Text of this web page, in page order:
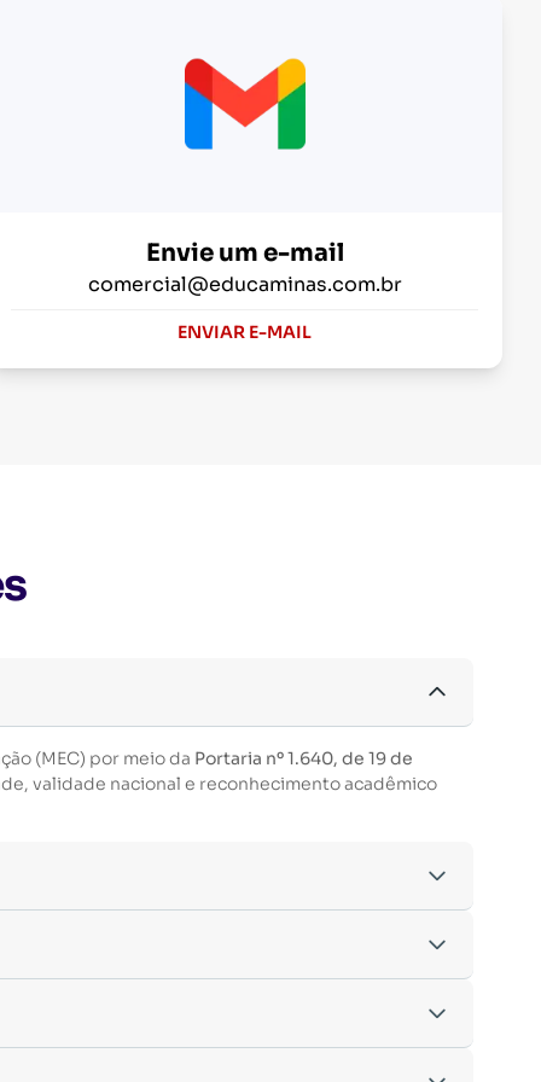
Envie um e-mail
comercial@educaminas.com.br
ENVIAR E-MAIL
(MEC) por meio da Portaria nº 1.640, de 19 de
validade nacional e reconhecimento acadêmico
com os critérios estabelecidos pelo